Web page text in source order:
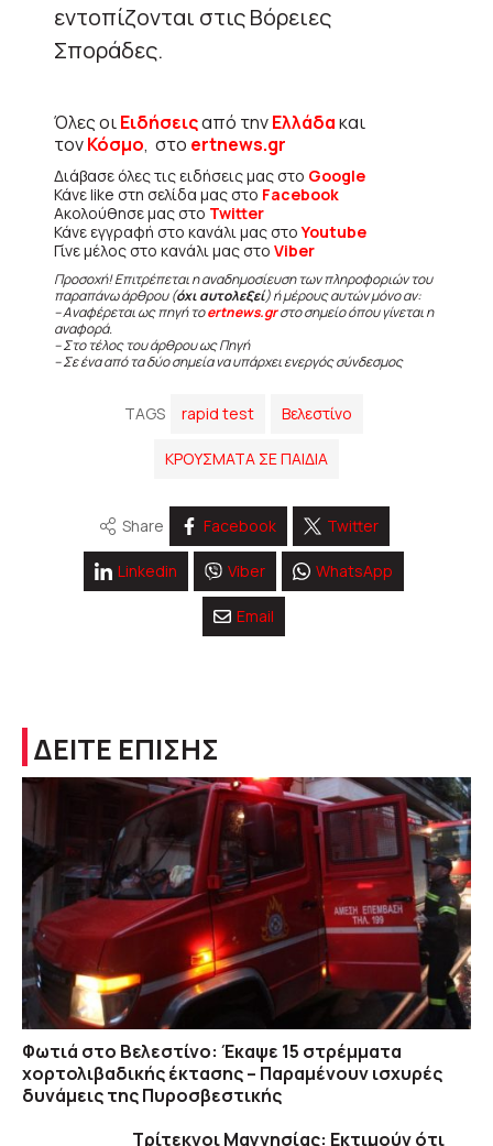
εντοπίζονται στις Βόρειες
Σποράδες.
Όλες οιΕιδήσειςαπό τηνΕλλάδακαι
τονΚόσμο, στο ertnews.gr
Διάβασε όλες τις ειδήσεις μας στο Google
Κάνε like στη σελίδα μας στο Facebook
Ακολούθησε μας στο Twitter
Κάνε εγγραφή στο κανάλι μας στοYoutube
Γίνε μέλος στο κανάλι μας στο Viber
Προσοχή! Επιτρέπεται η αναδημοσίευση των πληροφοριών του
παραπάνω άρθρου (όχι αυτολεξεί) ή μέρους αυτών μόνο αν:
– Αναφέρεται ως πηγή τοertnews.grστο σημείο όπου γίνεται η
αναφορά.
– Στο τέλος του άρθρου ως Πηγή
– Σε ένα από τα δύο σημεία να υπάρχει ενεργός σύνδεσμος
TAGS rapid test Βελεστίνο
ΚΡΟΥΣΜΑΤΑ ΣΕ ΠΑΙΔΙΑ
Share Facebook Twitter
Linkedin Viber WhatsApp
Email
ΔΕΙΤΕ ΕΠΙΣΗΣ
Φωτιά στο Βελεστίνο: Έκαψε 15 στρέμματα
χορτολιβαδικής έκτασης – Παραμένουν ισχυρές
δυνάμεις της Πυροσβεστικής
Τρίτεκνοι Μαγνησίας: Εκτιμούν ότι